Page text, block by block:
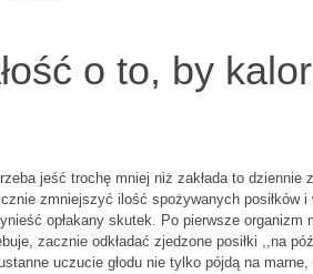
o to, by
jeść trochę mniej niż zakłada to dziennie
zmniejszyć ilość spożywanych posiłków
opłakany skutek. Po pierwsze organizm
zacznie odkładać zjedzone posiłki ,,na
uczucie głodu nie tylko pójdą na